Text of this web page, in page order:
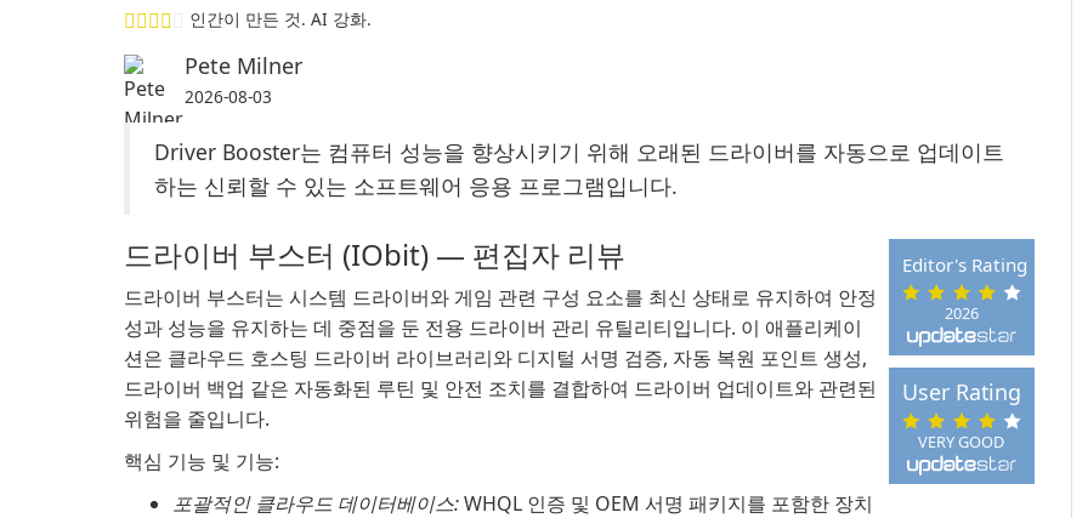
인간이 만든 것. AI 강화.
Pete Milner
2026-08-03
Driver Booster는 컴퓨터 성능을 향상시키기 위해 오래된 드라이버를 자동으로 업데이트
하는 신뢰할 수 있는 소프트웨어 응용 프로그램입니다.
2026
Editor's Rating
VERY GOOD
User Rating
드라이버 부스터 (IObit) — 편집자 리뷰
드라이버 부스터는 시스템 드라이버와 게임 관련 구성 요소를 최신 상태로 유지하여 안정
성과 성능을 유지하는 데 중점을 둔 전용 드라이버 관리 유틸리티입니다. 이 애플리케이
션은 클라우드 호스팅 드라이버 라이브러리와 디지털 서명 검증, 자동 복원 포인트 생성,
드라이버 백업 같은 자동화된 루틴 및 안전 조치를 결합하여 드라이버 업데이트와 관련된
위험을 줄입니다.
핵심 기능 및 기능:
포괄적인 클라우드 데이터베이스:WHQL 인증 및 OEM 서명 패키지를 포함한 장치